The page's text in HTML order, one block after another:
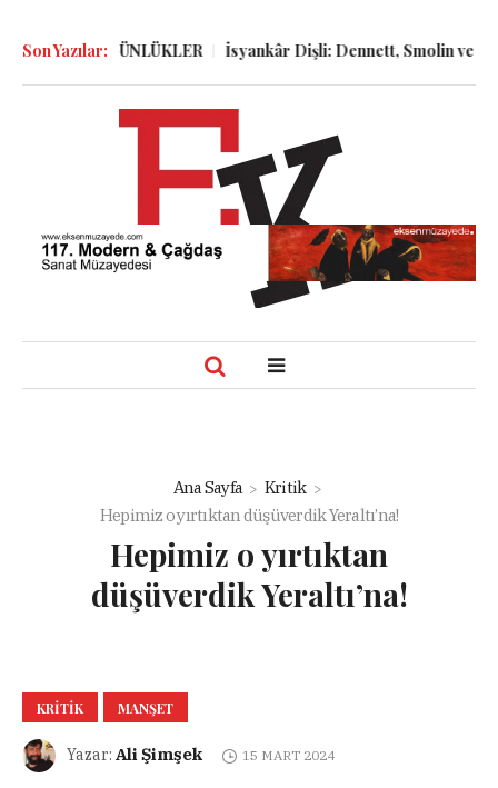
Son Yazılar:
ve GÜNLÜKLER İsyankâr Dişli: Dennett, Smolin ve
Ana Sayfa
Kritik
Hepimiz o yırtıktan düşüverdik Yeraltı’na!
Hepimiz o yırtıktan
düşüverdik Yeraltı’na!
KRITIK MANŞET
Yazar: Ali Şimşek 15 MART 2024